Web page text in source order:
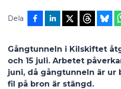
Dela
Gångtunneln i Kilskiftet
och 15 juli. Arbetet
juni, då gångtunneln är ur
fil på bron är stängd.